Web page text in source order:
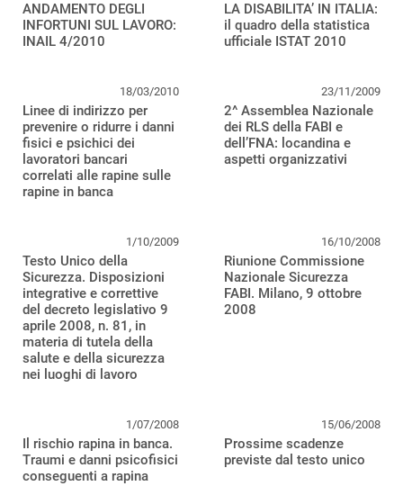
ANDAMENTO DEGLI
INFORTUNI SUL LAVORO:
INAIL 4/2010
LA DISABILITA’ IN ITALIA:
il quadro della statistica
ufficiale ISTAT 2010
18/03/2010
Linee di indirizzo per
prevenire o ridurre i danni
fisici e psichici dei
lavoratori bancari
correlati alle rapine sulle
rapine in banca
23/11/2009
2^ Assemblea Nazionale
dei RLS della FABI e
dell’FNA: locandina e
aspetti organizzativi
1/10/2009
Testo Unico della
Sicurezza. Disposizioni
integrative e correttive
del decreto legislativo 9
aprile 2008, n. 81, in
materia di tutela della
salute e della sicurezza
nei luoghi di lavoro
16/10/2008
Riunione Commissione
Nazionale Sicurezza
FABI. Milano, 9 ottobre
2008
1/07/2008
Il rischio rapina in banca.
Traumi e danni psicofisici
conseguenti a rapina
15/06/2008
Prossime scadenze
previste dal testo unico